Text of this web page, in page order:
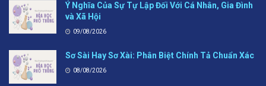
Ý Nghĩa Của Sự Tự Lập Đối Với Cá Nhân, Gia Đình
và Xã Hội
09/08/2026
Sơ Sài Hay Sơ Xài: Phân Biệt Chính Tả Chuẩn Xác
08/08/2026